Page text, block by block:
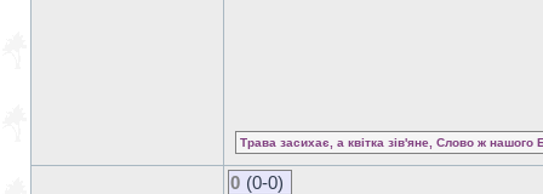
Трава засихає, а квітка зів'яне, Слово ж нашого
0 (0-0)